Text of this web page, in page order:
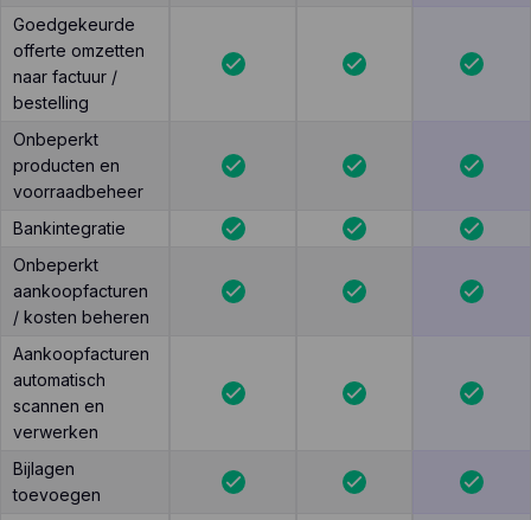
Goedgekeurde
offerte omzetten
naar factuur /
bestelling
Onbeperkt
producten en
voorraadbeheer
Bankintegratie
Onbeperkt
aankoopfacturen
/ kosten beheren
Aankoopfacturen
automatisch
scannen en
verwerken
Bijlagen
toevoegen